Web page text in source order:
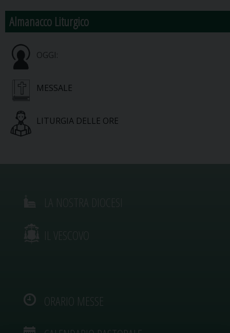
Almanacco Liturgico
OGGI:
MESSALE
LITURGIA DELLE ORE
IL VESCOVO
ORARIO MESSE